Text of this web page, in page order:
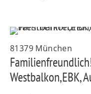
81379 München
Westbalkon,EBK,